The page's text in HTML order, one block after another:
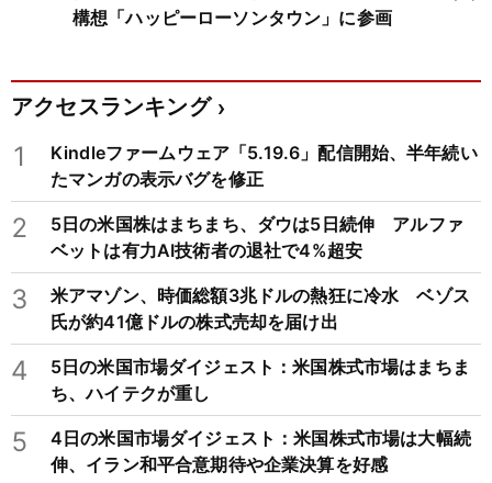
構想「ハッピーローソンタウン」に参画
アクセスランキング
1
Kindleファームウェア「5.19.6」配信開始、半年続い
たマンガの表示バグを修正
2
5日の米国株はまちまち、ダウは5日続伸 アルファ
ベットは有力AI技術者の退社で4%超安
3
米アマゾン、時価総額3兆ドルの熱狂に冷水 ベゾス
氏が約41億ドルの株式売却を届け出
4
5日の米国市場ダイジェスト：米国株式市場はまちま
ち、ハイテクが重し
5
4日の米国市場ダイジェスト：米国株式市場は大幅続
伸、イラン和平合意期待や企業決算を好感